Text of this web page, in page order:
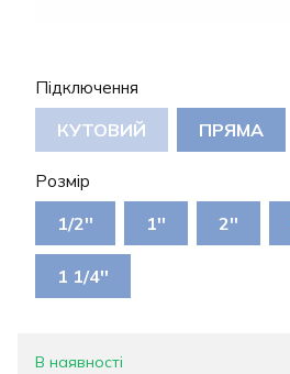
Підключення
КУТОВИЙ ПРЯМА
Розмір
1/2'' 1'' 2''
1 1/4''
В наявності